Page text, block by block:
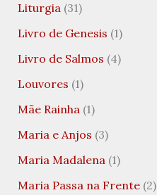
Liturgia(31)
Livro de Genesis (1)
Livro de Salmos (4)
Louvores (1)
Mãe Rainha(1)
Maria e Anjos (3)
Maria Madalena(1)
Maria Passa na Frente(2)